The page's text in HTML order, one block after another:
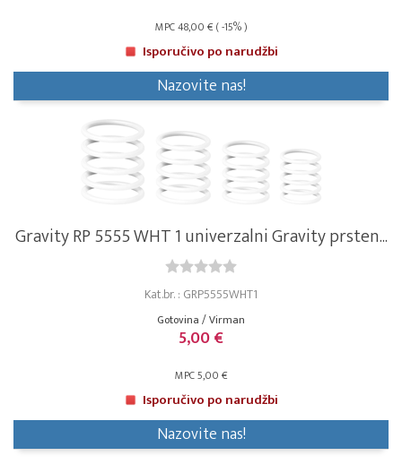
MPC 48,00 € ( -15% )
Isporučivo po narudžbi
Nazovite nas!
Gravity RP 5555 WHT 1 univerzalni Gravity prsten...
Kat.br. : GRP5555WHT1
Gotovina / Virman
5,00 €
MPC 5,00 €
Isporučivo po narudžbi
Nazovite nas!